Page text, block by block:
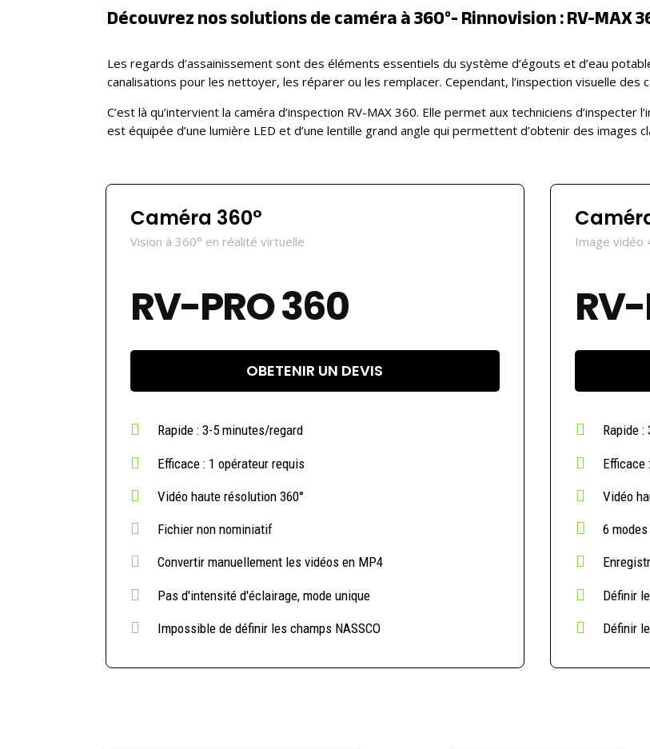
Découvrez nos solutions de caméra à 360°- Rinnovision : RV-MAX
Les regards d’assainissement sont des éléments essentiels du système d’égouts et d’eau
canalisations pour les nettoyer, les réparer ou les remplacer. Cependant, l’inspection visuelle
C’est là qu’intervient la caméra d’inspection RV-MAX 360. Elle permet aux techniciens
est équipée d’une lumière LED et d’une lentille grand angle qui permettent d’obtenir des images
Caméra 360°
Vision à 360° en réalité virtuelle
RV-PRO 360
OBETENIR UN DEVIS
 Rapide : 3-5 minutes/regard
 Efficace : 1 opérateur requis
 Vidéo haute résolution 360°
 Fichier non nominiatif
 Convertir manuellement les vidéos en MP4
 Pas d'intensité d'éclairage, mode unique
 Impossible de définir les champs NASSCO
Image vidéo
 Rapide
 Efficace
 Vidéo
 6 modes

 Définir
 Définir